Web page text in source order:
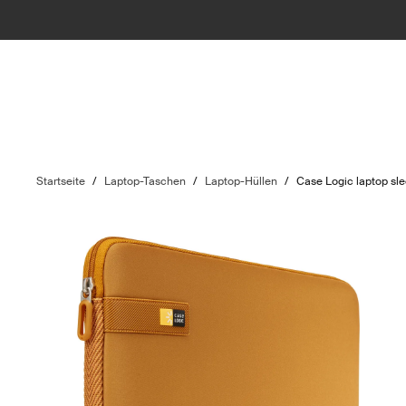
Startseite / Laptop-Taschen / Laptop-Hüllen / Case Logic laptop